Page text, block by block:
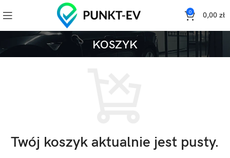
0 0,00 zł
KOSZYK
Twój koszyk aktualnie jest pusty.